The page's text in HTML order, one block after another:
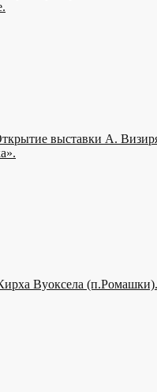
выставки А.
Вуоксела